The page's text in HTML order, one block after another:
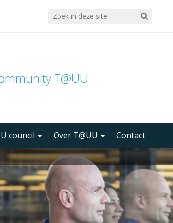
T@UU
council Over T@UU Contact